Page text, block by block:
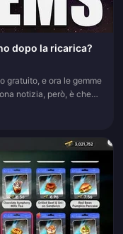
dopo la ricarica?
gratuito, e ora le gemme
notizia, però, è che